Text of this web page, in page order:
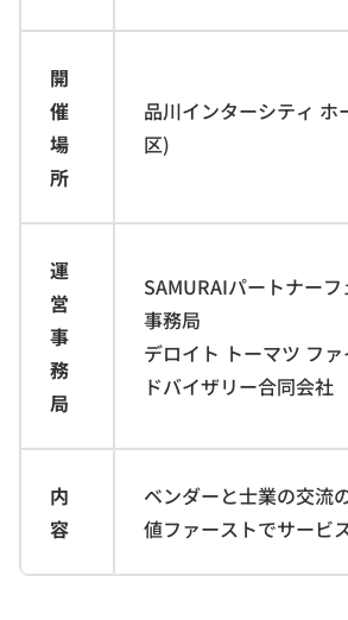
開
催
場
所
品川インターシティ ホ
区)
運
営
事
務
局
SAMURAIパートナー
事務局
デロイト トーマツ フ
ドバイザリー合同会社
内
容
ベンダーと士業の交流
値ファーストでサービ